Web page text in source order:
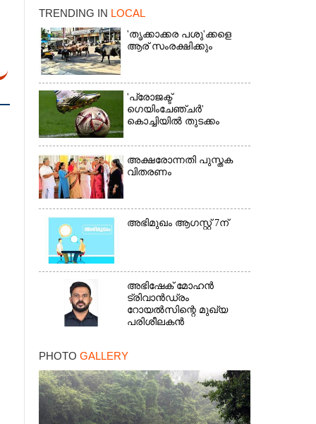
TRENDING IN LOCAL
'തൃക്കാക്കര പശു'ക്കളെ
ആര് സംരക്ഷിക്കും
'പ്രോജക്ട്
ഗെയിംചേഞ്ചർ'
കൊച്ചിയിൽ തുടക്കം
അക്ഷരോന്നതി പുസ്തക
വിതരണം
അഭിമുഖം ആഗസ്റ്റ് 7ന്
അഭിഷേക് മോഹൻ
ട്രിവാൻഡ്രം
റോയൽസിന്റെ മുഖ്യ
പരിശീലകൻ
PHOTO GALLERY
×